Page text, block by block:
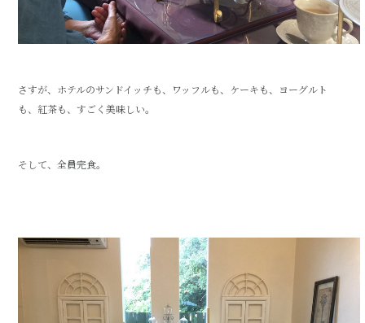
さすが、ホテルのサンドイッチも、ワッフルも、ケーキも、ヨーグルト
も、紅茶も、すごく美味しい。
そして、全員完食。